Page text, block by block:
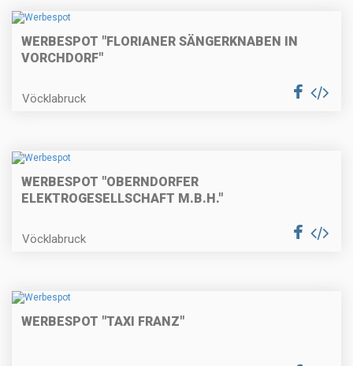
WERBESPOT "FLORIANER SÄNGERKNABEN IN
VORCHDORF"
Vöcklabruck
WERBESPOT "OBERNDORFER
ELEKTROGESELLSCHAFT M.B.H."
Vöcklabruck
WERBESPOT "TAXI FRANZ"